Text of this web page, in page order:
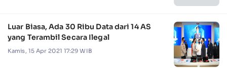
Luar Biasa, Ada 30 Ribu Data dari 14 AS
yang Terambil Secara Ilegal
Kamis, 15 Apr 2021 17:29 WIB